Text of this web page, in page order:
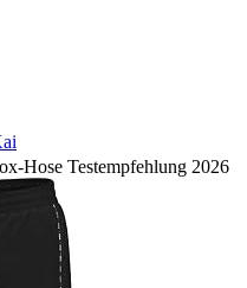
Hose Testempfehlung 2026